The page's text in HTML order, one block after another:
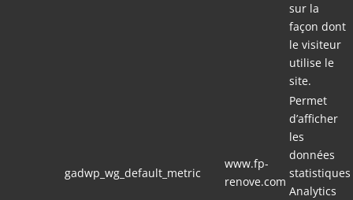
sur la
façon dont
le visiteur
utilise le
site.
gadwp_wg_default_metric
www.fp-
renove.com
Permet
d’afficher
les
données
statistiques
Analytics